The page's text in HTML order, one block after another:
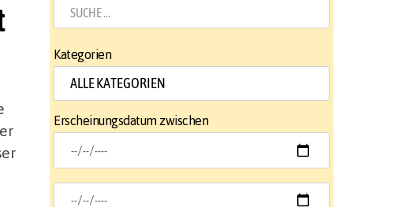
Kategorien
Erscheinungsdatum zwischen